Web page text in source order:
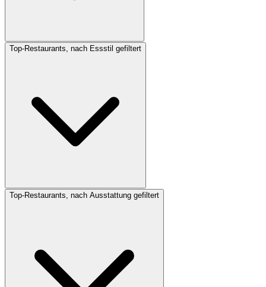
Top-Restaurants, nach Essstil gefiltert
Top-Restaurants, nach Ausstattung gefiltert